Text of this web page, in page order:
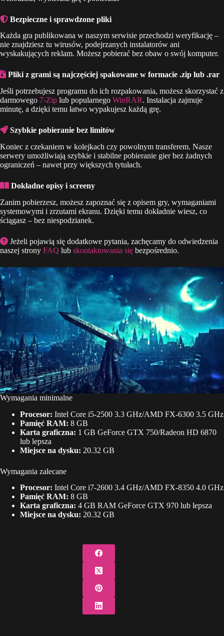
Bezpieczne i sprawdzone pliki
Każda gra publikowana w naszym serwisie przechodzi weryfikację –
nie znajdziesz tu wirusów, podejrzanych instalatorów ani
wyskakujących reklam. Możesz pobierać bez obaw o swój komputer.
Pliki z grami są najczęściej spakowane w formacie .zip lub .rar
Jeśli potrzebujesz programu do ich rozpakowania, możesz skorzystać z
darmowego 7-Zip lub popularnego WinRAR. Instalacja zajmuje
minutę, a dzięki temu łatwo wypakujesz każdą grę.
Szybkie pobieranie bez limitów
Koniec z czekaniem w kolejkach czy powolnym transferem. Nasze
serwery umożliwiają szybkie i stabilne pobieranie gier bez żadnych
ograniczeń – nawet przy większych tytułach.
Dokładne opisy i screeny
Zanim pobierzesz, możesz zapoznać się z opisem gry, wymaganiami
systemowymi i zrzutami ekranu. Dzięki temu dokładnie wiesz, co
ściągasz – bez niespodzianek.
Jeżeli pojawią się dodatkowe pytania, zachęcamy do odwiedzenia
naszej strony FAQ lub skontaktowania się bezpośrednio.
Wymagania minimalne
Procesor: Intel Core i5-2500 3.3 GHz/AMD FX-6300 3.5 GHz
Pamięć RAM: 8 GB
Karta graficzna: 1 GB GeForce GTX 750/Radeon HD 6870
lub lepsza
Miejsce na dysku: 20.32 GB
Wymagania zalecane
Procesor: Intel Core i7-2600 3.4 GHz/AMD FX-8350 4.0 GHz
Pamięć RAM: 8 GB
Karta graficzna: 4 GB RAM GeForce GTX 970 lub lepsza
Miejsce na dysku: 20.32 GB